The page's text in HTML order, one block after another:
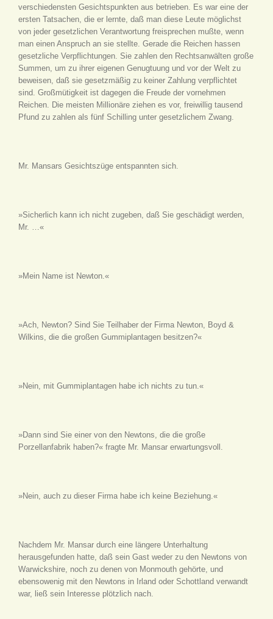
verschiedensten Gesichtspunkten aus betrieben. Es war eine der
ersten Tatsachen, die er lernte, daß man diese Leute möglichst
von jeder gesetzlichen Verantwortung freisprechen mußte, wenn
man einen Anspruch an sie stellte. Gerade die Reichen hassen
gesetzliche Verpflichtungen. Sie zahlen den Rechtsanwälten große
Summen, um zu ihrer eigenen Genugtuung und vor der Welt zu
beweisen, daß sie gesetzmäßig zu keiner Zahlung verpflichtet
sind. Großmütigkeit ist dagegen die Freude der vornehmen
Reichen. Die meisten Millionäre ziehen es vor, freiwillig tausend
Pfund zu zahlen als fünf Schilling unter gesetzlichem Zwang.
Mr. Mansars Gesichtszüge entspannten sich.
»Sicherlich kann ich nicht zugeben, daß Sie geschädigt werden,
Mr. …«
»Mein Name ist Newton.«
»Ach, Newton? Sind Sie Teilhaber der Firma Newton, Boyd &
Wilkins, die die großen Gummiplantagen besitzen?«
»Nein, mit Gummiplantagen habe ich nichts zu tun.«
»Dann sind Sie einer von den Newtons, die die große
Porzellanfabrik haben?« fragte Mr. Mansar erwartungsvoll.
»Nein, auch zu dieser Firma habe ich keine Beziehung.«
Nachdem Mr. Mansar durch eine längere Unterhaltung
herausgefunden hatte, daß sein Gast weder zu den Newtons von
Warwickshire, noch zu denen von Monmouth gehörte, und
ebensowenig mit den Newtons in Irland oder Schottland verwandt
war, ließ sein Interesse plötzlich nach.